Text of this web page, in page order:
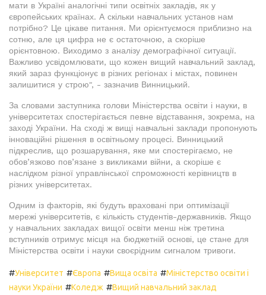
мати в Україні аналогічні типи освітніх закладів, як у
європейських країнах. А скільки навчальних установ нам
потрібно? Це цікаве питання. Ми орієнтуємося приблизно на
сотню, але ця цифра не є остаточною, а скоріше
орієнтовною. Виходимо з аналізу демографічної ситуації.
Важливо усвідомлювати, що кожен вищий навчальний заклад,
який зараз функціонує в різних регіонах і містах, повинен
залишитися у строю", - зазначив Винницький.
За словами заступника голови Міністерства освіти і науки, в
університетах спостерігається певне відставання, зокрема, на
заході України. На сході ж вищі навчальні заклади пропонують
інноваційні рішення в освітньому процесі. Винницький
підкреслив, що розшарування, яке ми спостерігаємо, не
обов’язково пов’язане з викликами війни, а скоріше є
наслідком різної управлінської спроможності керівництв в
різних університетах.
Одним із факторів, які будуть враховані при оптимізації
мережі університетів, є кількість студентів-державників. Якщо
у навчальних закладах вищої освіти менш ніж третина
вступників отримує місця на бюджетній основі, це стане для
Міністерства освіти і науки своєрідним сигналом тривоги.
#Університет #Європа #Вища освіта #Міністерство освіти і
науки України #Коледж #Вищий навчальний заклад